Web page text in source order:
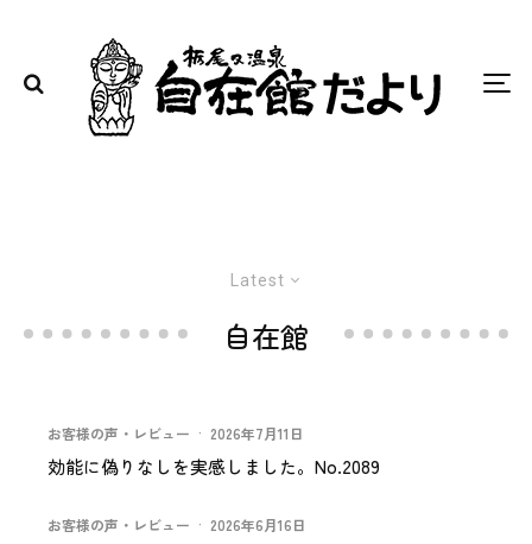
Latest
自在館
お客様の声・レビュー · 2026年7月11日
効能に偽りなしを実感しました。No.2089
お客様の声・レビュー · 2026年6月16日